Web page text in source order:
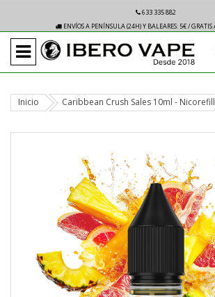
633 335 882
ENVÍOS A PENÍNSULA (24H) Y BALEARES: 5€ / GRATIS
Inicio Caribbean Crush Sales 10ml - Nicorefill